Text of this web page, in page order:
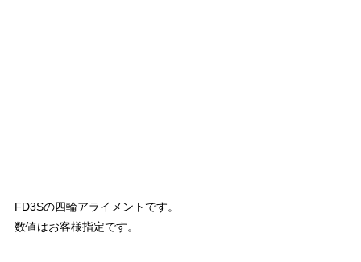
FD3Sの四輪アライメントです。
数値はお客様指定です。